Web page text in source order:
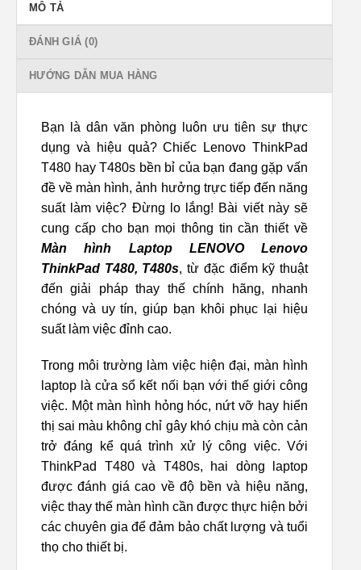
MÔ TẢ
ĐÁNH GIÁ (0)
HƯỚNG DẪN MUA HÀNG
Bạn là dân văn phòng luôn ưu tiên sự thực
dụng và hiệu quả? Chiếc Lenovo ThinkPad
T480 hay T480s bền bỉ của bạn đang gặp vấn
đề về màn hình, ảnh hưởng trực tiếp đến năng
suất làm việc? Đừng lo lắng! Bài viết này sẽ
cung cấp cho bạn mọi thông tin cần thiết về
Màn hình Laptop LENOVO Lenovo
ThinkPad T480, T480s, từ đặc điểm kỹ thuật
đến giải pháp thay thế chính hãng, nhanh
chóng và uy tín, giúp bạn khôi phục lại hiệu
suất làm việc đỉnh cao.
Trong môi trường làm việc hiện đại, màn hình
laptop là cửa sổ kết nối bạn với thế giới công
việc. Một màn hình hỏng hóc, nứt vỡ hay hiển
thị sai màu không chỉ gây khó chịu mà còn cản
trở đáng kể quá trình xử lý công việc. Với
ThinkPad T480 và T480s, hai dòng laptop
được đánh giá cao về độ bền và hiệu năng,
việc thay thế màn hình cần được thực hiện bởi
các chuyên gia để đảm bảo chất lượng và tuổi
thọ cho thiết bị.